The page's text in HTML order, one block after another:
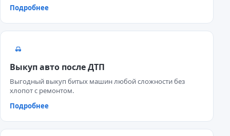
Подробнее
Выкуп авто после ДТП
Выгодный выкуп битых машин любой сложности без
хлопот с ремонтом.
Подробнее